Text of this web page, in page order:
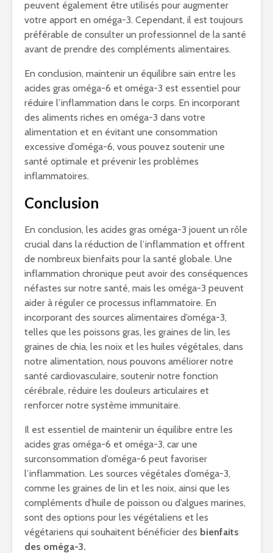
peuvent également être utilisés pour augmenter
votre apport en oméga-3. Cependant, il est toujours
préférable de consulter un professionnel de la santé
avant de prendre des compléments alimentaires.
En conclusion, maintenir un équilibre sain entre les
acides gras oméga-6 et oméga-3 est essentiel pour
réduire l’inflammation dans le corps. En incorporant
des aliments riches en oméga-3 dans votre
alimentation et en évitant une consommation
excessive d’oméga-6, vous pouvez soutenir une
santé optimale et prévenir les problèmes
inflammatoires.
Conclusion
En conclusion, les acides gras oméga-3 jouent un rôle
crucial dans la réduction de l’inflammation et offrent
de nombreux bienfaits pour la santé globale. Une
inflammation chronique peut avoir des conséquences
néfastes sur notre santé, mais les oméga-3 peuvent
aider à réguler ce processus inflammatoire. En
incorporant des sources alimentaires d’oméga-3,
telles que les poissons gras, les graines de lin, les
graines de chia, les noix et les huiles végétales, dans
notre alimentation, nous pouvons améliorer notre
santé cardiovasculaire, soutenir notre fonction
cérébrale, réduire les douleurs articulaires et
renforcer notre système immunitaire.
Il est essentiel de maintenir un équilibre entre les
acides gras oméga-6 et oméga-3, car une
surconsommation d’oméga-6 peut favoriser
l’inflammation. Les sources végétales d’oméga-3,
comme les graines de lin et les noix, ainsi que les
compléments d’huile de poisson ou d’algues marines,
sont des options pour les végétaliens et les
végétariens qui souhaitent bénéficier des bienfaits
des oméga-3.